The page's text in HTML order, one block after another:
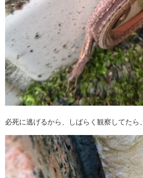
必死に逃げるから、しばらく観察してたら、